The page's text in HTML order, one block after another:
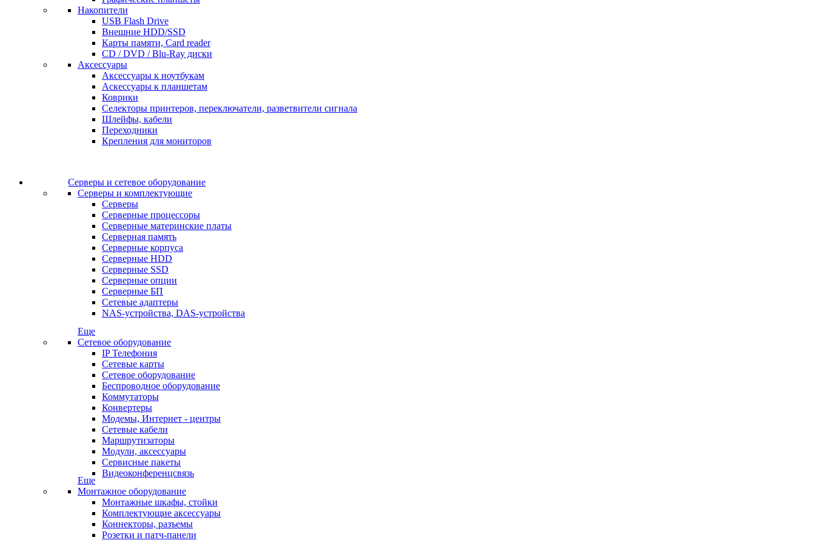
Накопители
USB Flash Drive
Внешние HDD/SSD
Карты памяти, Card reader
CD / DVD / Blu-Ray диски
Аксессуары
Аксессуары к ноутбукам
Аскессуары к планшетам
Коврики
Селекторы принтеров, переключатели, разветвители сигнала
Шлейфы, кабели
Переходники
Крепления для мониторов
Серверы и сетевое оборудование
Серверы и комплектующие
Серверы
Серверные процессоры
Серверные материнские платы
Серверная память
Серверные корпуса
Серверные HDD
Серверные SSD
Серверные опции
Серверные БП
Сетевые адаптеры
NAS-устройства, DAS-устройства
Еще
Сетевое оборудование
IP Телефония
Сетевые карты
Сетевое оборудование
Беспроводное оборудование
Коммутаторы
Конвертеры
Модемы, Интернет - центры
Сетевые кабели
Маршрутизаторы
Модули, аксессуары
Сервисные пакеты
Видеоконференцсвязь
Еще
Монтажное оборудование
Монтажные шкафы, стойки
Комплектующие аксессуары
Коннекторы, разъемы
Розетки и патч-панели